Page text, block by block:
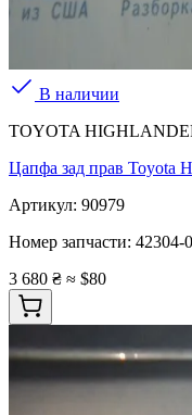
В наличии
TOYOTA
Цапфа зад прав Toyota
Артикул: 90979
Номер запчасти: 42304-
3 680 ₴ ≈ $80